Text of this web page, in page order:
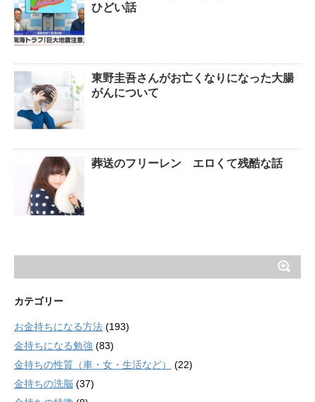
ひどい話
東野圭吾さんがお亡くなりになった大腸
がんについて
葬送のフリーレン エロくて残酷な話
カテゴリー
お金持ちになる方法 (193)
金持ちになる勉強 (83)
金持ちの性質（車・女・生活など）
(22)
金持ちの洗脳 (37)